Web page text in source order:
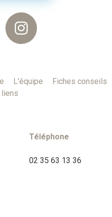
L'équipe
Fiches conseils
Téléphone
02 35 63 13 36